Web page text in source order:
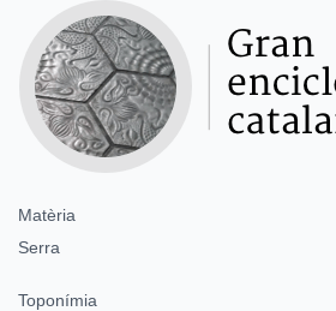
Matèria
Serra
Toponímia